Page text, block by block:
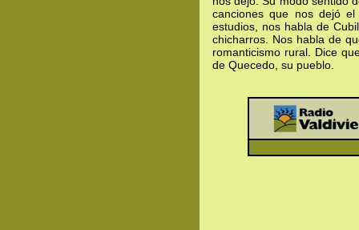
canciones que nos dejó
estudios, nos habla de
chicharros. Nos habla de
romanticismo rural. Dice
de Quecedo, su pueblo.